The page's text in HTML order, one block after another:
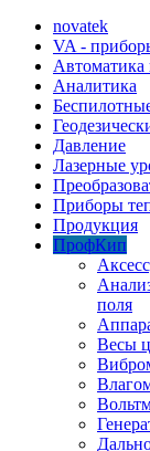
novatek
VA -
Аналитика
Давление
Лазерные
Приборы
Продукция
ПрофКип
поля
Весы